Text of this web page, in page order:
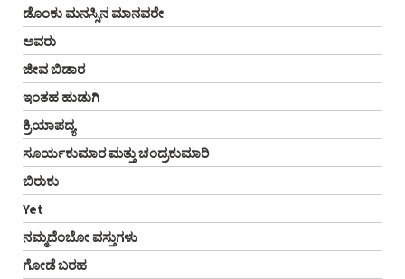
ಡೊಂಕು ಮನಸ್ಸಿನ ಮಾನವರೇ
ಅವರು
ಜೀವ ಬಿಡಾರ
ಇಂತಹ ಹುಡುಗಿ
ಕ್ರಿಯಾಪದ್ಯ
ಸೂರ್ಯಕುಮಾರ ಮತ್ತು ಚಂದ್ರಕುಮಾರಿ
ಬಿರುಕು
Yet
ನಮ್ಮದೆಂಬೋ ವಸ್ತುಗಳು
ಗೋಡೆ ಬರಹ